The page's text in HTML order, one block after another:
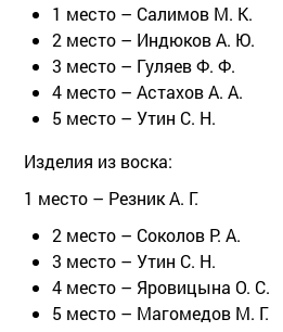
1 место – Салимов М. К.
2 место – Индюков А. Ю.
3 место – Гуляев Ф. Ф.
4 место – Астахов А. А.
5 место – Утин С. Н.
Изделия из воска:
1 место – Резник А. Г.
2 место – Соколов Р. А.
3 место – Утин С. Н.
4 место – Яровицына О. С.
5 место – Магомедов М. Г.